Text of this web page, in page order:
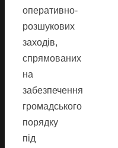
оперативно-
розшукових
заходів,
спрямованих
на
забезпечення
громадського
порядку
під